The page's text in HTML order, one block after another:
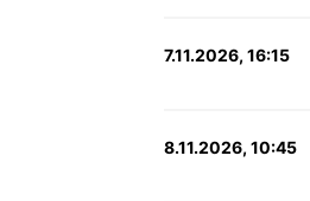
7.11.2026, 16:15
8.11.2026, 10:45